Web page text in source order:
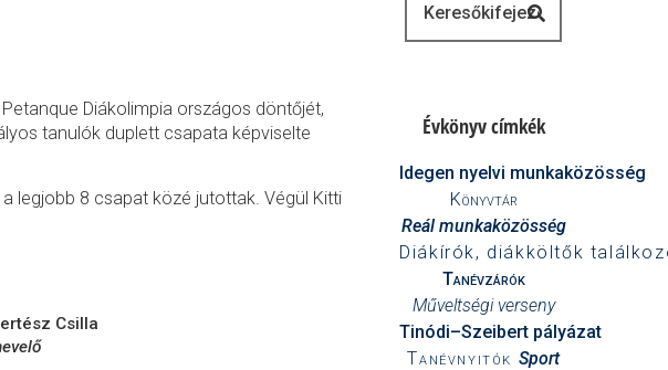
Diákolimpia országos döntőjét,
tanulók duplett csapata képviselte
legjobb 8 csapat közé jutottak. Végül Kitti
Csilla
Évkönyv címkék
Idegen nyelvi munkaközösség
Könyvtár
Reál munkaközösség
Diákírók, diákköltők
Tanévzárók
Műveltségi verseny
Tinódi–Szeibert pályázat
Tanévnyitók Sport